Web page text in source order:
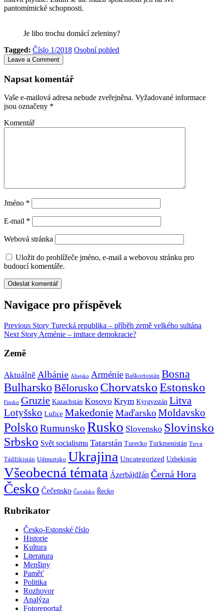
pantomimické schopnosti.
Je libo trochu domácí zeleniny?
Tagged: Číslo 1/2018 Osobní pohled
Leave a Comment
Napsat komentář
Vaše e-mailová adresa nebude zveřejněna. Vyžadované informace
jsou označeny *
Komentář
Jméno *
E-mail *
Webová stránka
Uložit do prohlížeče jméno, e-mail a webovou stránku pro
budoucí komentáře.
Navigace pro příspěvek
Previous Story Turecká republika – příběh země velkého sultána
Next Story Arménie – imitace demokracie?
Země
Aktuálně Albánie Altajsko Arménie Baškortostán Bosna
Bulharsko Bělorusko ChorvatskoEstonsko
Finsko Gruzie Kazachstán Kosovo Krym Kyrgyzstán Litva
Lotyšsko Lužice Makedonie MaďarskoMoldavsko
Polsko Rumunsko Rusko Slovensko Slovinsko
Srbsko Svět socialismu Tatarstán Turecko Turkmenistán Tuva
Tádžikistán Udmurtsko Ukrajina Uncategorized Uzbekistán
Všeobecná témata Ázerbájdžán Černá Hora
Česko Čečensko Čuvašsko Řecko
Rubrikator
Česko-Estonské číslo
Historie
Kultura
Literatura
Menšiny
Paměť
Politika
Rozhovor
Analýza
Fotoreportaž